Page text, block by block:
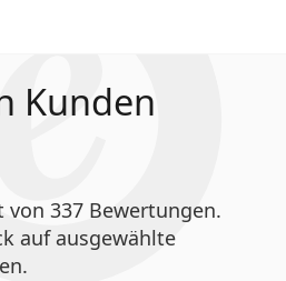
Kunden
von 337 Bewertungen.
auf ausgewählte